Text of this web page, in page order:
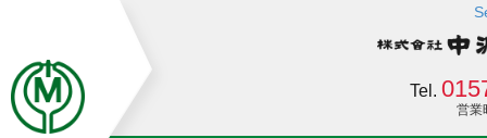
Tel.
営業